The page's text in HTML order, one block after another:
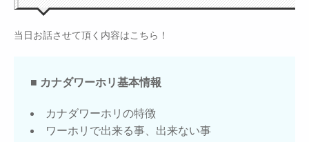
当日お話させて頂く内容はこちら！
■ カナダワーホリ基本情報
カナダワーホリの特徴
ワーホリで出来る事、出来ない事